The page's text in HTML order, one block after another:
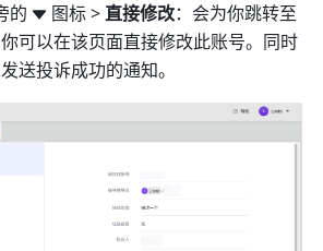
的 图标 > 直接修改：会为你跳转至
可以在该页面直接修改此账号。同时
送投诉成功的通知。